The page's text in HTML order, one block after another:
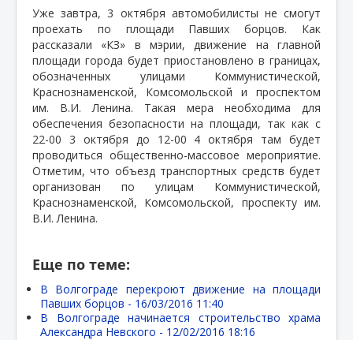
Уже завтра, 3 октября автомобилисты не смогут
проехать по площади Павших борцов. Как
рассказали «КЗ» в мэрии, движение на главной
площади города будет приостановлено в границах,
обозначенных улицами Коммунистической,
Краснознаменской, Комсомольской и проспектом
им. В.И. Ленина. Такая мера необходима для
обеспечения безопасности на площади, так как с
22-00 3 октября до 12-00 4 октября там будет
проводиться общественно-массовое мероприятие.
Отметим, что объезд транспортных средств будет
организован по улицам Коммунистической,
Краснознаменской, Комсомольской, проспекту им.
В.И. Ленина.
Еще по теме:
В Волгограде перекроют движение на площади
Павших борцов - 16/03/2016 11:40
В Волгограде начинается строительство храма
Александра Невского - 12/02/2016 18:16